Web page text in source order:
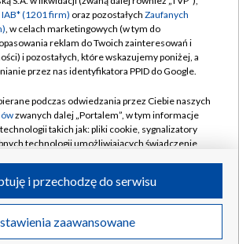
TVP
Cyfrowa
Polityka prywatności
Moje zgody
Pomoc
Kontakt
Kanały
Polska S.A. w likwidacji
(1201 firm) oraz pozostałych Zaufanych
, w celach marketingowych (w tym do
reklam do Twoich zainteresowań i
i pozostałych, które wskazujemy poniżej, a
przez nas identyfikatora PPID do Google.
podczas odwiedzania przez Ciebie naszych
zwanych dalej „Portalem”, w tym informacje
takich jak: pliki cookie, sygnalizatory
technologii umożliwiających świadczenie
podczas odwiedzania przez Ciebie
na Portalu, takie jak adresy IP, identyfikatory
zaawansowane
i przechodzę do serwisu